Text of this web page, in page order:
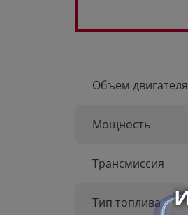
Объем двигателя
Мощность
Трансмиссия
Тип топлива